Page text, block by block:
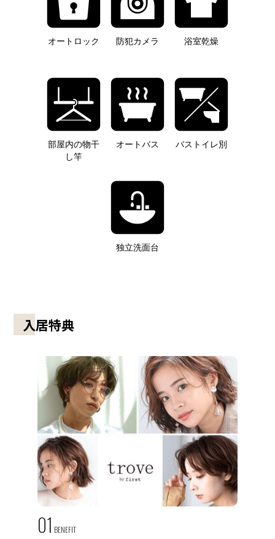
オートロック 防犯カメラ 浴室乾燥
部屋内の物干
し竿
オートバス バストイレ別
独立洗面台
入居特典
01 BENEFIT